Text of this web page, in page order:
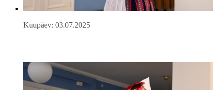
Kuupäev: 03.07.2025